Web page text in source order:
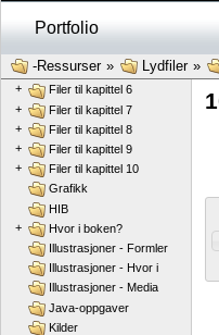
Portfolio
-Ressurser» Lydfiler»
Filer til kapittel 3
+
Filer til kapittel 5
+
Filer til kapittel 6
+
Filer til kapittel 7
+
Filer til kapittel 8
+
Filer til kapittel 9
+
Filer til kapittel 10
Grafikk
HIB
+
Hvor i boken?
Illustrasjoner - Formler
Illustrasjoner - Hvor i
Illustrasjoner - Media
Java-oppgaver
Kilder